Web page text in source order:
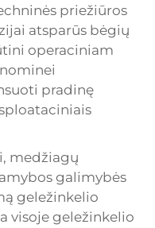
priežiūros
atsparūs bėgių
operaciniam
pradinę
medžiagų
galimybės
geležinkelio
visoje geležinkelio